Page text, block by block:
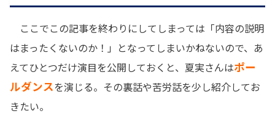
ここでこの記事を終わりにしてしまっては「内容の説明
はまったくないのか！」となってしまいかねないので、あ
えてひとつだけ演目を公開しておくと、夏実さんはポー
ルダンス を演じる。その裏話や苦労話を少し紹介してお
きたい。